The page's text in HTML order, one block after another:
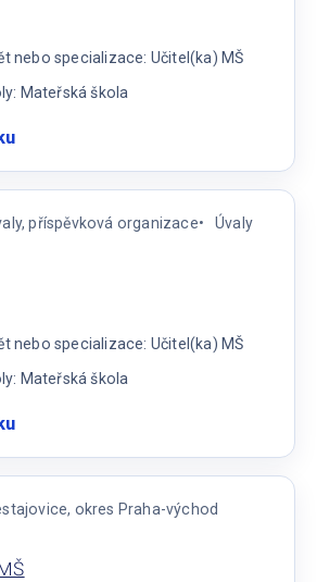
nebo specializace: Učitel(ka) MŠ
Mateřská škola
:
v
mateřské
příspěvková organizace Úvaly
nebo specializace: Učitel(ka) MŠ
Mateřská škola
:
MŠ
okres Praha-východ